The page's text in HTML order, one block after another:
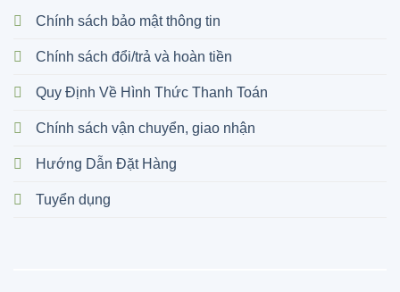
Chính sách bảo mật thông tin
Chính sách đổi/trả và hoàn tiền
Quy Định Về Hình Thức Thanh Toán
Chính sách vận chuyển, giao nhận
Hướng Dẫn Đặt Hàng
Tuyển dụng